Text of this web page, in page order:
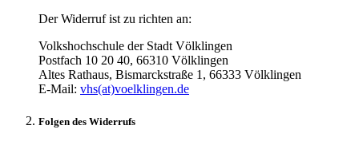
Der Widerruf ist zu richten an:
Volkshochschule der Stadt Völklingen
Postfach 10 20 40, 66310 Völklingen
Altes Rathaus, Bismarckstraße 1, 66333 Völklingen
E-Mail: vhs(at)voelklingen.de
Folgen des Widerrufs